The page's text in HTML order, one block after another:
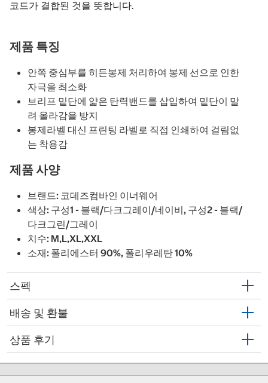
코드가 결합된 것을 뜻합니다.
제품 특징
안쪽 중심부를 히든봉제 처리하여 봉제 선으로 인한
자극을 최소화
브리프 밑단에 얇은 탄력밴드를 삽입하여 밑단이 말
려 올라감을 방지
봉제라벨 대신 프린팅 라벨로 직접 인쇄하여 걸림없
는 착용감
제품 사양
브랜드: 코데즈컴바인 이너웨어
색상: 구성1 - 블랙/다크그레이/네이비, 구성2 - 블랙/
다크그린/그레이
치수: M,L,XL,XXL
소재: 폴리에스터 90%, 폴리우레탄 10%
스펙
배송 및 환불
상품 후기